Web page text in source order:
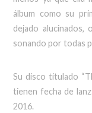
álbum como su
dejado alucinados,
sonando por todas
Su disco titulado
tienen fecha de
2016.